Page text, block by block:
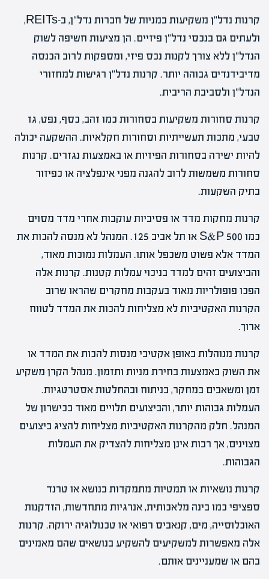
קרנות נדל"ן משקיעות במניות של חברות נדל"ן, ב-REITs,
ולעתים גם בנכסי נדל"ן פיזיים. הן מציעות חשיפה לשוק
הנדל"ן ללא צורך לקנות נכס פיזי, ומספקות לרוב הכנסה
מדיבידנדים גבוהה יותר. קרנות נדל"ן רגישות למחזורי
הנדל"ן ולסביבת הריבית.
קרנות סחורות משקיעות בסחורות כמו זהב, כסף, נפט, גז
טבעי, מתכות תעשייתיות וסחורות חקלאיות. ההשקעה יכולה
להיות ישירה בסחורות הפיזיות או באמצעות נגזרים. קרנות
סחורות משמשות לרוב להגנה מפני אינפלציה או כפיזור
בתיק השקעות.
קרנות מחקות מדד או פסיביות עוקבות אחרי מדד מסוים
כמו S&P 500 או תל אביב 125. המנהל לא מנסה להכות את
המדד אלא פשוט משכפל אותו. העמלות נמוכות מאוד,
והביצועים זהים למדד בניכוי עמלות קטנות. קרנות אלה
הפכו פופולריות מאוד בעקבות מחקרים שהראו שרוב
הקרנות האקטיביות לא מצליחות להכות את המדד לטווח
ארוך.
קרנות מנוהלות באופן אקטיבי מנסות להכות את המדד או
את השוק באמצעות בחירת מניות ותזמון. מנהל הקרן משקיע
זמן ומשאבים במחקר, בניתוח ובהחלטות אסטרטגיות.
העמלות גבוהות יותר, והביצועים תלויים מאוד בכישרון של
המנהל. חלק מהקרנות האקטיביות מצליחות להציג ביצועים
מצוינים, אך רבות אינן מצליחות להצדיק את העמלות
הגבוהות.
קרנות נושאיות או תמטיות מתמקדות בנושא או טרנד
ספציפי כמו בינה מלאכותית, אנרגיות מתחדשות, הזדקנות
האוכלוסייה, מים, קנאביס רפואי או טכנולוגיה ירוקה. קרנות
אלה מאפשרות למשקיעים להשקיע בנושאים שהם מאמינים
בהם או שמעניינים אותם.